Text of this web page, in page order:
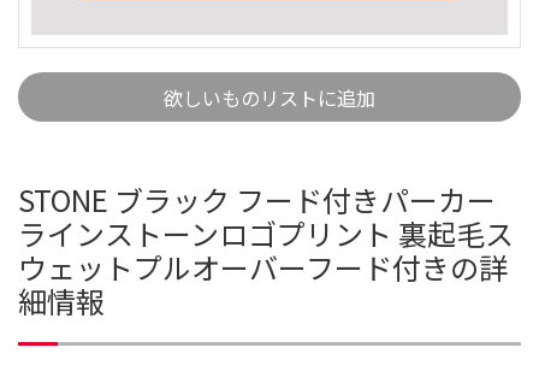
欲しいものリストに追加
STONE ブラック フード付きパーカー
ラインストーンロゴプリント 裏起毛ス
ウェットプルオーバーフード付きの詳
細情報